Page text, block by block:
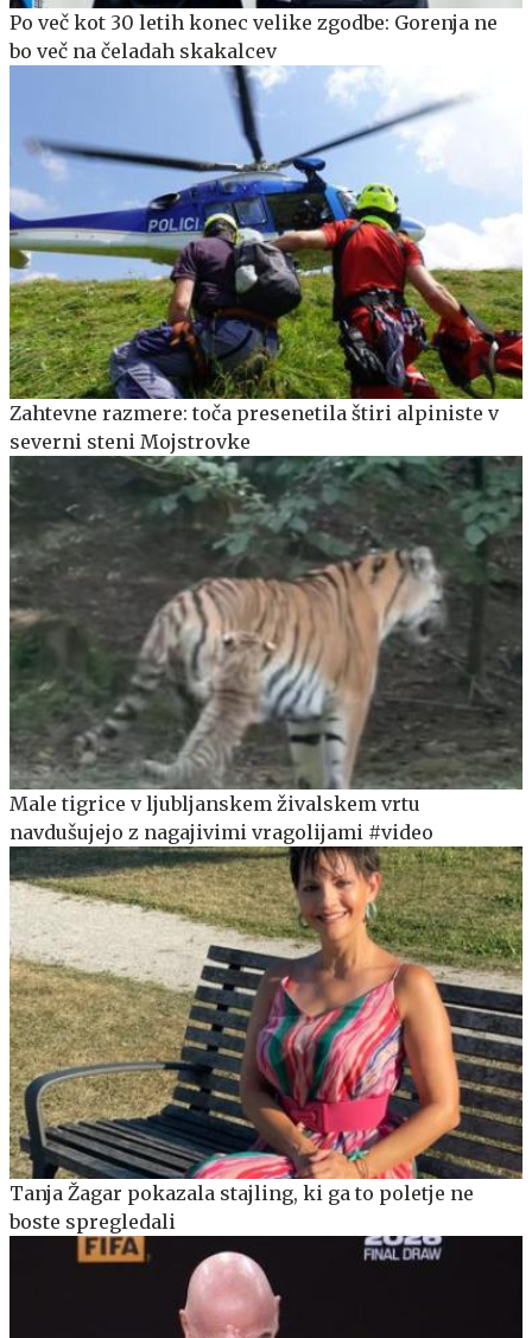
Po več kot 30 letih konec velike zgodbe: Gorenja ne
bo več na čeladah skakalcev
Zahtevne razmere: toča presenetila štiri alpiniste v
severni steni Mojstrovke
Male tigrice v ljubljanskem živalskem vrtu
navdušujejo z nagajivimi vragolijami #video
Tanja Žagar pokazala stajling, ki ga to poletje ne
boste spregledali